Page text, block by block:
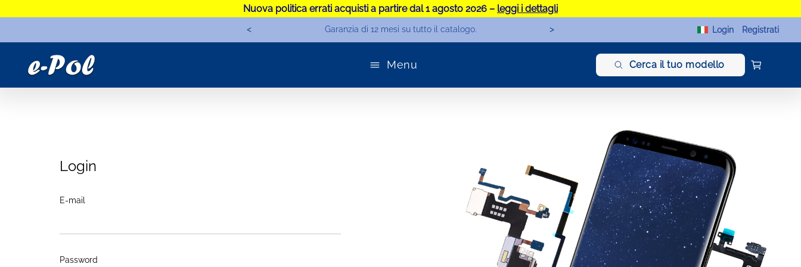
Nuova politica errati acquisti a partire dal 1 agosto 2026 – leggi i dettagli
<
Garanzia di 12 mesi su tutto il catalogo. > Login Registrati
Menu Cerca il tuo modello
Login
E-mail
Password